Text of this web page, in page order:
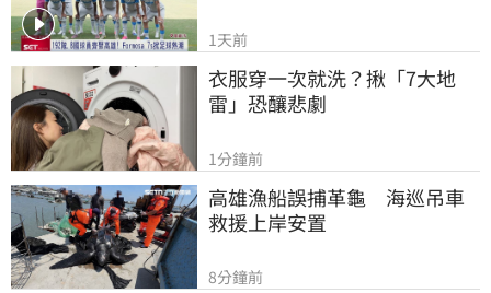
1天前
衣服穿一次就洗？揪「7大地
雷」恐釀悲劇
1分鐘前
高雄漁船誤捕革龜　海巡吊車
救援上岸安置
8分鐘前